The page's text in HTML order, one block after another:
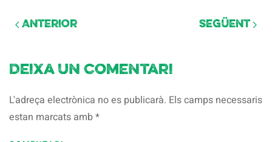
Anterior Següent
Deixa un comentari
L'adreça electrònica no es publicarà. Els camps necessaris
estan marcats amb*